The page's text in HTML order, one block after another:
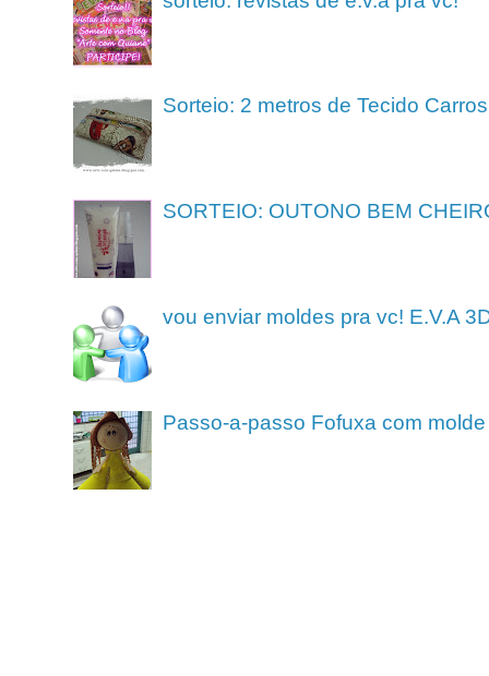
Sorteio: 2 metros de Tecido Carros
SORTEIO: OUTONO BEM
vou enviar moldes pra vc! E.V.A
Passo-a-passo Fofuxa com molde